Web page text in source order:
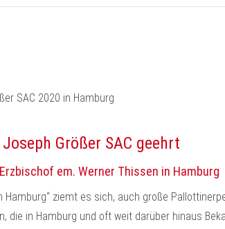
Größer SAC geehrt
em. Werner Thissen in Hamburg
ziemt es sich, auch große
die in Hamburg und oft weit darüber hinaus